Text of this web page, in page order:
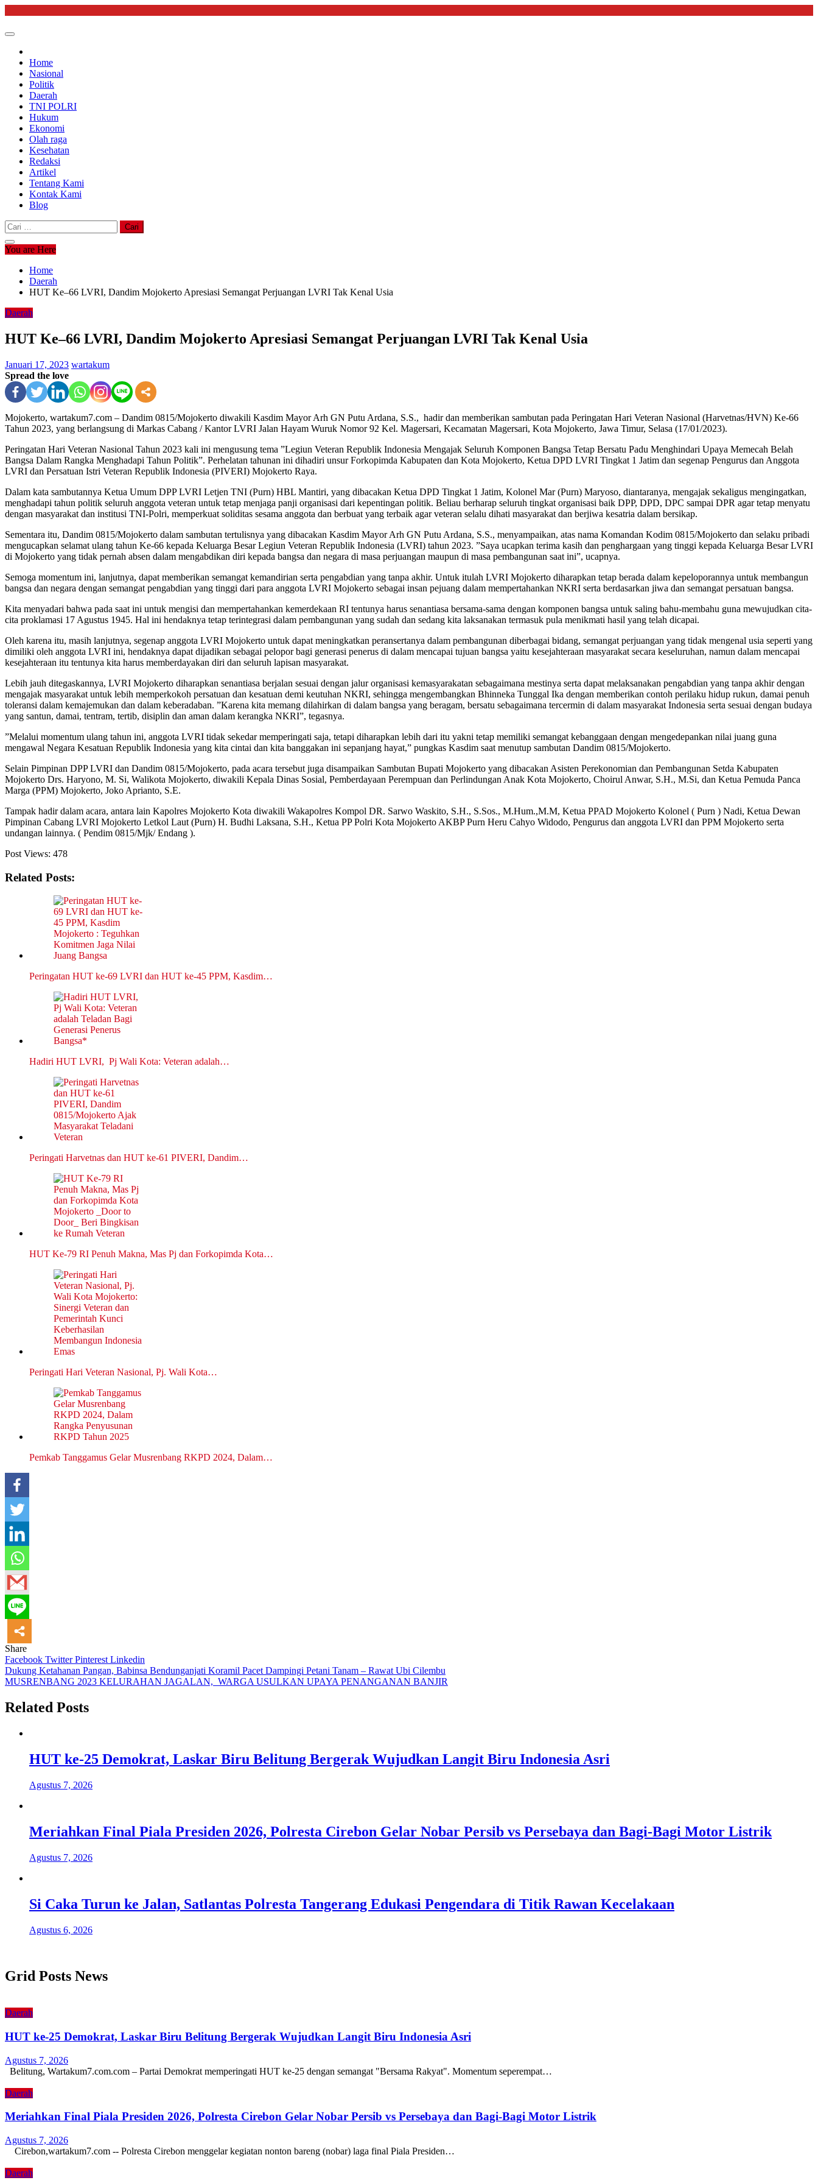
content
Home
Nasional
Politik
Daerah
TNI POLRI
Hukum
Ekonomi
Olah raga
Kesehatan
Redaksi
Artikel
Tentang Kami
Kontak Kami
Blog
Cari
untuk:
You are Here
Home
Daerah
HUT Ke–66 LVRI, Dandim Mojokerto Apresiasi Semangat Perjuangan LVRI Tak Kenal Usia
Daerah
HUT Ke–66 LVRI, Dandim Mojokerto Apresiasi Semangat Perjuangan LVRI Tak Kenal Usia
Januari 17, 2023 wartakum
Spread the love
Mojokerto, wartakum7.com – Dandim 0815/Mojokerto diwakili Kasdim Mayor Arh GN Putu Ardana, S.S., hadir dan memberikan sambutan pada Peringatan Hari Veteran Nasional (Harvetnas/HVN) Ke-66
Tahun 2023, yang berlangsung di Markas Cabang / Kantor LVRI Jalan Hayam Wuruk Nomor 92 Kel. Magersari, Kecamatan Magersari, Kota Mojokerto, Jawa Timur, Selasa (17/01/2023).
Peringatan Hari Veteran Nasional Tahun 2023 kali ini mengusung tema ”Legiun Veteran Republik Indonesia Mengajak Seluruh Komponen Bangsa Tetap Bersatu Padu Menghindari Upaya Memecah Belah
Bangsa Dalam Rangka Menghadapi Tahun Politik”. Perhelatan tahunan ini dihadiri unsur Forkopimda Kabupaten dan Kota Mojokerto, Ketua DPD LVRI Tingkat 1 Jatim dan segenap Pengurus dan Anggota
LVRI dan Persatuan Istri Veteran Republik Indonesia (PIVERI) Mojokerto Raya.
Dalam kata sambutannya Ketua Umum DPP LVRI Letjen TNI (Purn) HBL Mantiri, yang dibacakan Ketua DPD Tingkat 1 Jatim, Kolonel Mar (Purn) Maryoso, diantaranya, mengajak sekaligus mengingatkan,
menghadapi tahun politik seluruh anggota veteran untuk tetap menjaga panji organisasi dari kepentingan politik. Beliau berharap seluruh tingkat organisasi baik DPP, DPD, DPC sampai DPR agar tetap menyatu
dengan masyarakat dan institusi TNI-Polri, memperkuat soliditas sesama anggota dan berbuat yang terbaik agar veteran selalu dihati masyarakat dan berjiwa kesatria dalam bersikap.
Sementara itu, Dandim 0815/Mojokerto dalam sambutan tertulisnya yang dibacakan Kasdim Mayor Arh GN Putu Ardana, S.S., menyampaikan, atas nama Komandan Kodim 0815/Mojokerto dan selaku pribadi
mengucapkan selamat ulang tahun Ke-66 kepada Keluarga Besar Legiun Veteran Republik Indonesia (LVRI) tahun 2023. ”Saya ucapkan terima kasih dan penghargaan yang tinggi kepada Keluarga Besar LVRI
di Mojokerto yang tidak pernah absen dalam mengabdikan diri kepada bangsa dan negara di masa perjuangan maupun di masa pembangunan saat ini”, ucapnya.
Semoga momentum ini, lanjutnya, dapat memberikan semangat kemandirian serta pengabdian yang tanpa akhir. Untuk itulah LVRI Mojokerto diharapkan tetap berada dalam kepeloporannya untuk membangun
bangsa dan negara dengan semangat pengabdian yang tinggi dari para anggota LVRI Mojokerto sebagai insan pejuang dalam mempertahankan NKRI serta berdasarkan jiwa dan semangat persatuan bangsa.
Kita menyadari bahwa pada saat ini untuk mengisi dan mempertahankan kemerdekaan RI tentunya harus senantiasa bersama-sama dengan komponen bangsa untuk saling bahu-membahu guna mewujudkan cita-
cita proklamasi 17 Agustus 1945. Hal ini hendaknya tetap terintegrasi dalam pembangunan yang sudah dan sedang kita laksanakan termasuk pula menikmati hasil yang telah dicapai.
Oleh karena itu, masih lanjutnya, segenap anggota LVRI Mojokerto untuk dapat meningkatkan peransertanya dalam pembangunan diberbagai bidang, semangat perjuangan yang tidak mengenal usia seperti yang
dimiliki oleh anggota LVRI ini, hendaknya dapat dijadikan sebagai pelopor bagi generasi penerus di dalam mencapai tujuan bangsa yaitu kesejahteraan masyarakat secara keseluruhan, namun dalam mencapai
kesejahteraan itu tentunya kita harus memberdayakan diri dan seluruh lapisan masyarakat.
Lebih jauh ditegaskannya, LVRI Mojokerto diharapkan senantiasa berjalan sesuai dengan jalur organisasi kemasyarakatan sebagaimana mestinya serta dapat melaksanakan pengabdian yang tanpa akhir dengan
mengajak masyarakat untuk lebih memperkokoh persatuan dan kesatuan demi keutuhan NKRI, sehingga mengembangkan Bhinneka Tunggal Ika dengan memberikan contoh perilaku hidup rukun, damai penuh
toleransi dalam kemajemukan dan dalam keberadaban. ”Karena kita memang dilahirkan di dalam bangsa yang beragam, bersatu sebagaimana tercermin di dalam masyarakat Indonesia serta sesuai dengan budaya
yang santun, damai, tentram, tertib, disiplin dan aman dalam kerangka NKRI”, tegasnya.
”Melalui momentum ulang tahun ini, anggota LVRI tidak sekedar memperingati saja, tetapi diharapkan lebih dari itu yakni tetap memiliki semangat kebanggaan dengan mengedepankan nilai juang guna
mengawal Negara Kesatuan Republik Indonesia yang kita cintai dan kita banggakan ini sepanjang hayat,” pungkas Kasdim saat menutup sambutan Dandim 0815/Mojokerto.
Selain Pimpinan DPP LVRI dan Dandim 0815/Mojokerto, pada acara tersebut juga disampaikan Sambutan Bupati Mojokerto yang dibacakan Asisten Perekonomian dan Pembangunan Setda Kabupaten
Mojokerto Drs. Haryono, M. Si, Walikota Mojokerto, diwakili Kepala Dinas Sosial, Pemberdayaan Perempuan dan Perlindungan Anak Kota Mojokerto, Choirul Anwar, S.H., M.Si, dan Ketua Pemuda Panca
Marga (PPM) Mojokerto, Joko Aprianto, S.E.
Tampak hadir dalam acara, antara lain Kapolres Mojokerto Kota diwakili Wakapolres Kompol DR. Sarwo Waskito, S.H., S.Sos., M.Hum.,M.M, Ketua PPAD Mojokerto Kolonel ( Purn ) Nadi, Ketua Dewan
Pimpinan Cabang LVRI Mojokerto Letkol Laut (Purn) H. Budhi Laksana, S.H., Ketua PP Polri Kota Mojokerto AKBP Purn Heru Cahyo Widodo, Pengurus dan anggota LVRI dan PPM Mojokerto serta
undangan lainnya. ( Pendim 0815/Mjk/ Endang ).
Post Views: 478
Related Posts:
Peringatan HUT ke-69 LVRI dan HUT ke-45 PPM, Kasdim…
Hadiri HUT LVRI, Pj Wali Kota: Veteran adalah…
Peringati Harvetnas dan HUT ke-61 PIVERI, Dandim…
HUT Ke-79 RI Penuh Makna, Mas Pj dan Forkopimda Kota…
Peringati Hari Veteran Nasional, Pj. Wali Kota…
Pemkab Tanggamus Gelar Musrenbang RKPD 2024, Dalam…
Share
Facebook TwitterPinterest Linkedin
Navigasi
pos
Dukung Ketahanan Pangan, Babinsa Bendunganjati Koramil Pacet Dampingi Petani Tanam – Rawat Ubi Cilembu
MUSRENBANG 2023 KELURAHAN JAGALAN, WARGA USULKAN UPAYA PENANGANAN BANJIR
Related Posts
HUT ke-25 Demokrat, Laskar Biru Belitung Bergerak Wujudkan Langit Biru Indonesia Asri
Agustus 7, 2026
Meriahkan Final Piala Presiden 2026, Polresta Cirebon Gelar Nobar Persib vs Persebaya dan Bagi-Bagi Motor Listrik
Agustus 7, 2026
Si Caka Turun ke Jalan, Satlantas Polresta Tangerang Edukasi Pengendara di Titik Rawan Kecelakaan
Agustus 6, 2026
Grid Posts News
Daerah
HUT ke-25 Demokrat, Laskar Biru Belitung Bergerak Wujudkan Langit Biru Indonesia Asri
Agustus 7, 2026
Belitung, Wartakum7.com.com – Partai Demokrat memperingati HUT ke-25 dengan semangat "Bersama Rakyat". Momentum seperempat…
Daerah
Meriahkan Final Piala Presiden 2026, Polresta Cirebon Gelar Nobar Persib vs Persebaya dan Bagi-Bagi Motor Listrik
Agustus 7, 2026
Cirebon,wartakum7.com -- Polresta Cirebon menggelar kegiatan nonton bareng (nobar) laga final Piala Presiden…
Daerah